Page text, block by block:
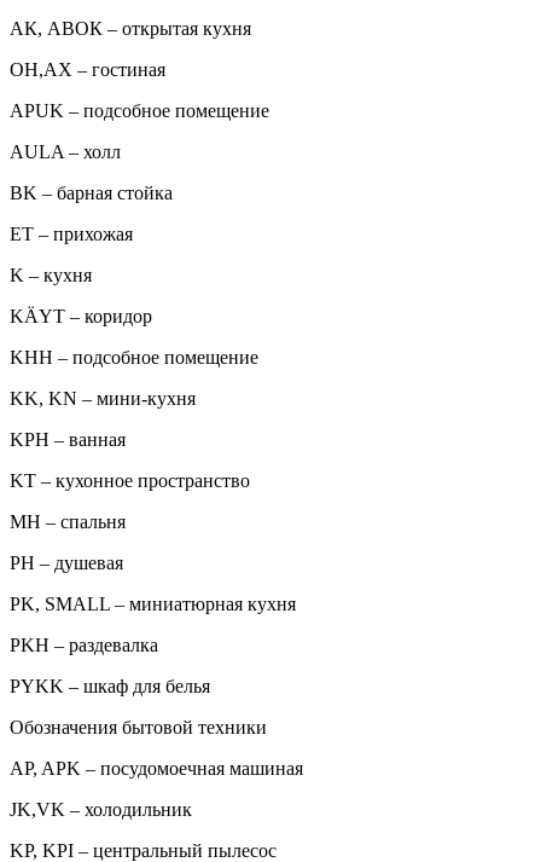
АК, АВОК – открытая кухня
ОН,AX – гостиная
APUK – подсобное помещение
AULA – холл
BK – барная стойка
ET – прихожая
K – кухня
KÄYT – коридор
KHH – подсобное помещение
KK, KN – мини-кухня
KPH – ванная
KT – кухонное пространство
MH – спальня
PH – душевая
PK, SMALL – миниатюрная кухня
PKH – раздевалка
PYKK – шкаф для белья
Обозначения бытовой техники
AP, APK – посудомоечная машиная
JK,VK – холодильник
KP, KPI – центральный пылесос